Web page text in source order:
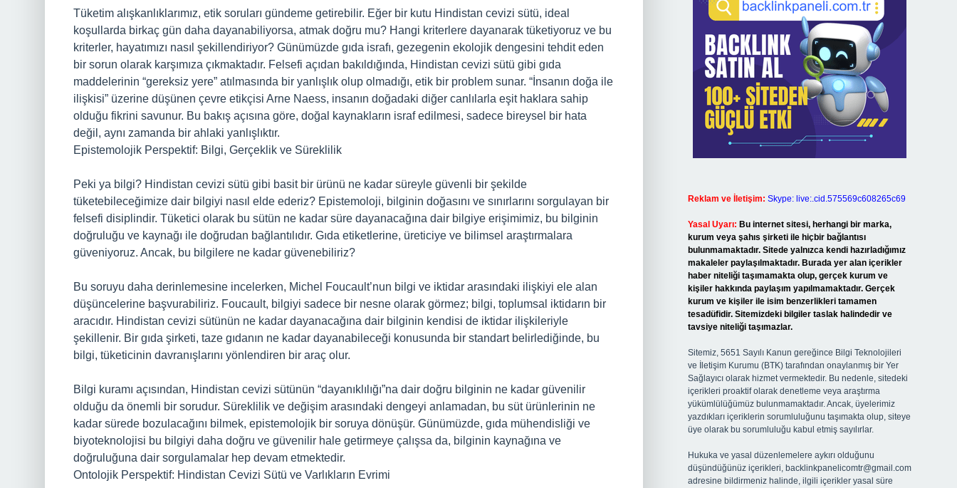
Tüketim alışkanlıklarımız, etik soruları gündeme getirebilir. Eğer bir kutu Hindistan cevizi sütü, ideal
koşullarda birkaç gün daha dayanabiliyorsa, atmak doğru mu? Hangi kriterlere dayanarak tüketiyoruz ve bu
kriterler, hayatımızı nasıl şekillendiriyor? Günümüzde gıda israfı, gezegenin ekolojik dengesini tehdit eden
bir sorun olarak karşımıza çıkmaktadır. Felsefi açıdan bakıldığında, Hindistan cevizi sütü gibi gıda
maddelerinin “gereksiz yere” atılmasında bir yanlışlık olup olmadığı, etik bir problem sunar. “İnsanın doğa ile
ilişkisi” üzerine düşünen çevre etikçisi Arne Naess, insanın doğadaki diğer canlılarla eşit haklara sahip
olduğu fikrini savunur. Bu bakış açısına göre, doğal kaynakların israf edilmesi, sadece bireysel bir hata
değil, aynı zamanda bir ahlaki yanlışlıktır.
Epistemolojik Perspektif: Bilgi, Gerçeklik ve Süreklilik
Peki ya bilgi? Hindistan cevizi sütü gibi basit bir ürünü ne kadar süreyle güvenli bir şekilde
tüketebileceğimize dair bilgiyi nasıl elde ederiz? Epistemoloji, bilginin doğasını ve sınırlarını sorgulayan bir
felsefi disiplindir. Tüketici olarak bu sütün ne kadar süre dayanacağına dair bilgiye erişimimiz, bu bilginin
doğruluğu ve kaynağı ile doğrudan bağlantılıdır. Gıda etiketlerine, üreticiye ve bilimsel araştırmalara
güveniyoruz. Ancak, bu bilgilere ne kadar güvenebiliriz?
Bu soruyu daha derinlemesine incelerken, Michel Foucault’nun bilgi ve iktidar arasındaki ilişkiyi ele alan
düşüncelerine başvurabiliriz. Foucault, bilgiyi sadece bir nesne olarak görmez; bilgi, toplumsal iktidarın bir
aracıdır. Hindistan cevizi sütünün ne kadar dayanacağına dair bilginin kendisi de iktidar ilişkileriyle
şekillenir. Bir gıda şirketi, taze gıdanın ne kadar dayanabileceği konusunda bir standart belirlediğinde, bu
bilgi, tüketicinin davranışlarını yönlendiren bir araç olur.
Bilgi kuramı açısından, Hindistan cevizi sütünün “dayanıklılığı”na dair doğru bilginin ne kadar güvenilir
olduğu da önemli bir sorudur. Süreklilik ve değişim arasındaki dengeyi anlamadan, bu süt ürünlerinin ne
kadar sürede bozulacağını bilmek, epistemolojik bir soruya dönüşür. Günümüzde, gıda mühendisliği ve
biyoteknolojisi bu bilgiyi daha doğru ve güvenilir hale getirmeye çalışsa da, bilginin kaynağına ve
doğruluğuna dair sorgulamalar hep devam etmektedir.
Ontolojik Perspektif: Hindistan Cevizi Sütü ve Varlıkların Evrimi
Reklam ve İletişim: Skype: live:.cid.575569c608265c69
Yasal Uyarı: Bu internet sitesi, herhangi bir marka,
kurum veya şahıs şirketi ile hiçbir bağlantısı
bulunmamaktadır. Sitede yalnızca kendi hazırladığımız
makaleler paylaşılmaktadır. Burada yer alan içerikler
haber niteliği taşımamakta olup, gerçek kurum ve
kişiler hakkında paylaşım yapılmamaktadır. Gerçek
kurum ve kişiler ile isim benzerlikleri tamamen
tesadüfidir. Sitemizdeki bilgiler taslak halindedir ve
tavsiye niteliği taşımazlar.
Sitemiz, 5651 Sayılı Kanun gereğince Bilgi Teknolojileri
ve İletişim Kurumu (BTK) tarafından onaylanmış bir Yer
Sağlayıcı olarak hizmet vermektedir. Bu nedenle, sitedeki
içerikleri proaktif olarak denetleme veya araştırma
yükümlülüğümüz bulunmamaktadır. Ancak, üyelerimiz
yazdıkları içeriklerin sorumluluğunu taşımakta olup, siteye
üye olarak bu sorumluluğu kabul etmiş sayılırlar.
Hukuka ve yasal düzenlemelere aykırı olduğunu
düşündüğünüz içerikleri, backlinkpanelicomtr@gmail.com
adresine bildirmeniz halinde, ilgili içerikler yasal süre